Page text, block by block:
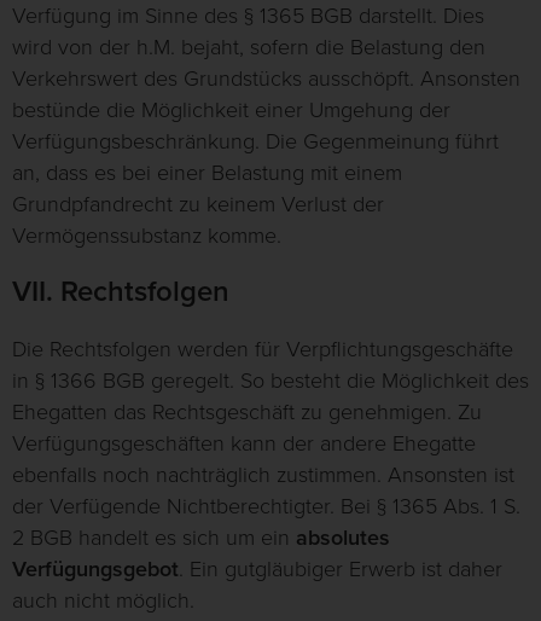
Verfügung im Sinne des § 1365 BGB darstellt. Dies
wird von der h.M. bejaht, sofern die Belastung den
Verkehrswert des Grundstücks ausschöpft. Ansonsten
bestünde die Möglichkeit einer Umgehung der
Verfügungsbeschränkung. Die Gegenmeinung führt
an, dass es bei einer Belastung mit einem
Grundpfandrecht zu keinem Verlust der
Vermögenssubstanz komme.
VII. Rechtsfolgen
Die Rechtsfolgen werden für Verpflichtungsgeschäfte
in § 1366 BGB geregelt. So besteht die Möglichkeit des
Ehegatten das Rechtsgeschäft zu genehmigen. Zu
Verfügungsgeschäften kann der andere Ehegatte
ebenfalls noch nachträglich zustimmen. Ansonsten ist
der Verfügende Nichtberechtigter. Bei § 1365 Abs. 1 S.
2 BGB handelt es sich um ein absolutes
Verfügungsgebot. Ein gutgläubiger Erwerb ist daher
auch nicht möglich.